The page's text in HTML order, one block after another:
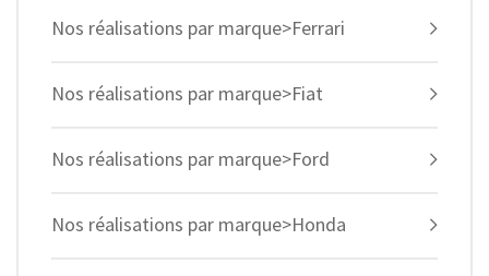
Nos réalisations par marque>Ferrari
Nos réalisations par marque>Fiat
Nos réalisations par marque>Ford
Nos réalisations par marque>Honda